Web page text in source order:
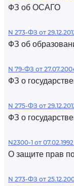
ФЗ об ОСАГО
N 273-ФЗ от
ФЗ об
N 79-ФЗ от
ФЗ о
N 275-ФЗ от
ФЗ о
N2300-1 от
О защите прав
N 273-ФЗ от